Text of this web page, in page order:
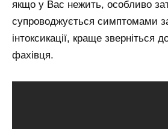
якщо у Вас нежить, особливо
супроводжується симптомами
інтоксикації, краще зверніться
фахівця.